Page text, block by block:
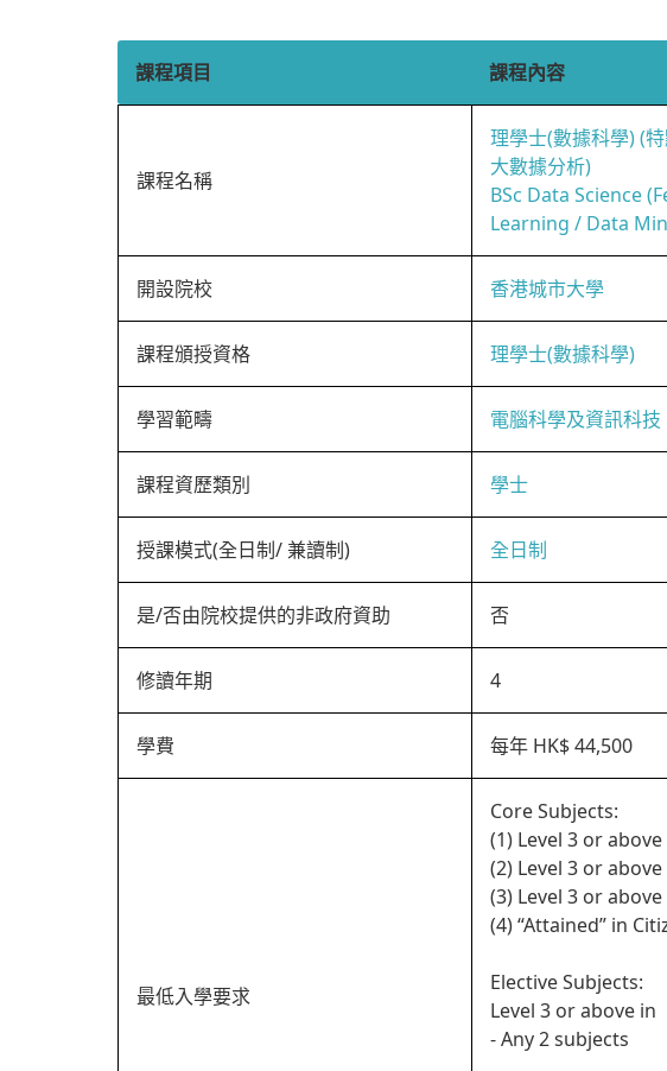
課程項目 課程內容
課程名稱
理學士(數據科學) (
大數據分析)
BSc Data Science
Learning / Data
開設院校 香港城市大學
課程頒授資格 理學士(數據科學)
學習範疇 電腦科學及資訊科技
課程資歷類別 學士
授課模式(全日制/ 兼讀制) 全日制
是/否由院校提供的非政府資助 否
修讀年期 4
學費 每年 HK$ 44,500
最低入學要求
Core Subjects:
(1) Level 3 or
(2) Level 3 or
(3) Level 3 or
(4) “Attained” in
Elective Subjects:
Level 3 or above in
- Any 2 subjects